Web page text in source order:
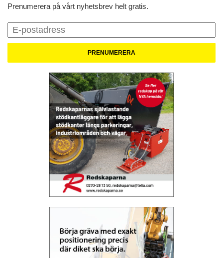
Prenumerera på vårt nyhetsbrev helt gratis.